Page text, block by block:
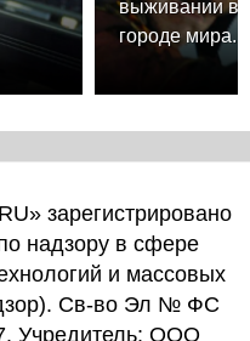
выживании в
городе мира.
зарегистрировано
надзору в сфере
и массовых
Св-во Эл № ФС
Учредитель: ООО